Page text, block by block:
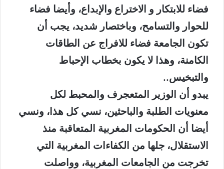
فضاء للابتكار و الاختراع والإبداع، وأيضا فضاء
للحوار والتسامح، وباختصار شديد، يجب أن
تكون الجامعة فضاء للافراج عن الطاقات
الكامنة، وهذا لا يكون بخطاب الإحباط
والتبخيس..
يبدو أن الوزير المتعجرف والمحبط لكل
معنويات الطلبة والباحثين، نسي كل هذا، ونسي
أيضا أن الحكومات المغربية المتعاقبة منذ
الاستقلال، جلها من الكفاءات المغربية التي
تخرجت من الجامعات المغربية، وواصلت